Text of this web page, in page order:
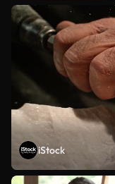
iStock